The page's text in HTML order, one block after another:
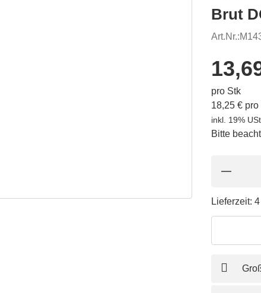
Brut
Art.Nr.:
pro Stk
18,25 € pro
inkl. 19% USt.
Bitte
Lieferzeit: